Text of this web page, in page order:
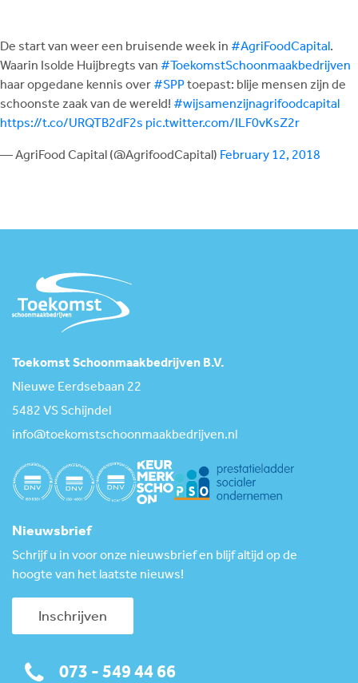
De start van weer een bruisende week in#AgriFoodCapital.
Waarin Isolde Huijbregts van#ToekomstSchoonmaakbedrijven
haar opgedane kennis over#SPPtoepast: blije mensen zijn de
schoonste zaak van de wereld!#wijsamenzijnagrifoodcapital
https://t.co/URQTB2dF2spic.twitter.com/ILF0vKsZ2r
— AgriFood Capital (@AgrifoodCapital)February 12, 2018
Toekomst Schoonmaakbedrijven B.V.
Nieuwe Eerdsebaan 22
5482 VS Schijndel
info@toekomstschoonmaakbedrijven.nl
Nieuwsbrief
Schrijf u in voor onze nieuwsbrief en blijf altijd op de
hoogte van het laatste nieuws!
Inschrijven
073 - 549 44 66